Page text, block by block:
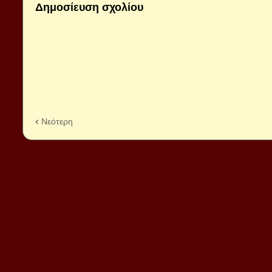
Δημοσίευση σχολίου
Νεότερη